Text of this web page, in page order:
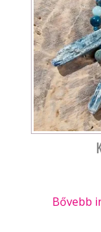
Bővebb